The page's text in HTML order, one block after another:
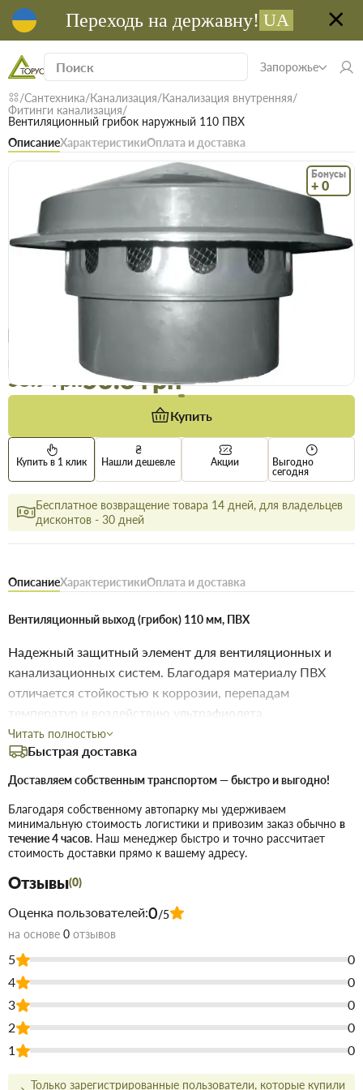
Переходь на державну! UA
Запорожье
Сантехника Канализация Канализация внутренняя
Фитинги канализация
Вентиляционный грибок наружный 110 ПВХ
ОписаниеХарактеристикиОплата и доставка
Бонусы
+ 0
В наличииКод: 13577
Вентиляционный грибок наружный 110
55.9 грн53.3 грн
Купить
Купить в 1 клик Нашли дешевле Акции
Выгодно
сегодня
Бесплатное возвращение товара 14 дней, для владельцев
дисконтов - 30 дней
ОписаниеХарактеристикиОплата и доставка
Вентиляционный выход (грибок) 110 мм, ПВХ
Надежный защитный элемент для вентиляционных и
канализационных систем. Благодаря материалу ПВХ
отличается стойкостью к коррозии, перепадам
температур и воздействию ультрафиолета.
Основные параметры:
Диаметр подключения:110 мм
Материал: Качественный ПВХ
Применение:Устанавливается на конечных точках
вертикальных вентиляционных стояков на кровлях
зданий. Предотвращает задувание ветра в систему и
обеспечивает беспрепятственный выход отработанного
воздуха или газов.
Купить Вентиляционный грибок наружный 110 ПВХ в Запорожье
недорого для строительства и ремонта. В магазине
строительных материалов Торус можно купить по низкой цене
непосредственно на складе, или на сайте, что сэкономит Вам
время.
Преимущества нашего интернет-магазина стройтоваров не
только в цене!
Читать полностью
Быстрая доставка
Доставляем собственным транспортом — быстро и выгодно!
Благодаря собственному автопарку мы удерживаем
минимальную стоимость логистики и привозим заказ обычно в
течение 4 часов. Наш менеджер быстро и точно рассчитает
стоимость доставки прямо к вашему адресу.
Отзывы(0)
Оценка пользователей:0/5
на основе 0 отзывов
5
0
4
0
3
0
2
0
1
0
Только зарегистрированные пользователи, которые купили